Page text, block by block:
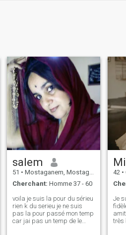
salem
51 • Mostaganem, Mostaganem, Algérie
Cherchant: Homme 37 - 60
voila je suis la pour du sérieu
rien k du serieu je ne suis
pas la pour passé mon temp
car jai pas un temp de le
42 •
Je
très